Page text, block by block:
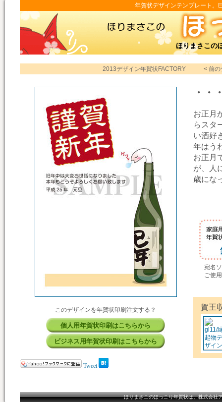
年賀状デザインテンプレート。
ほりまさこの
2013デザイン年賀状FACTORY< 前の
・・
お正月
らスタ
い酒好
年はう
お正月
が、人
歳にな
宛名
ご使
このデザインを年賀状印刷注文する？
個人用年賀状印刷はこちらから
ビジネス用年賀状印刷はこちらから
賀王
Tweet
ほりまさこのほっこり年賀状は、株式会社